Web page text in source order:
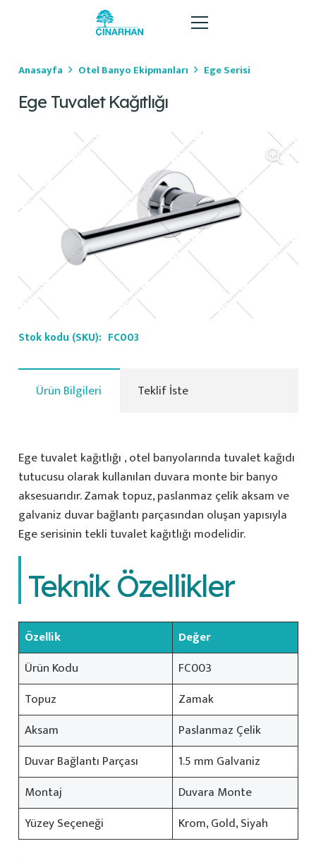
Anasayfa Otel Banyo Ekipmanları Ege Serisi
Ege Tuvalet Kağıtlığı
Stok kodu (SKU): FC003
Ürün Bilgileri Teklif İste
Ege tuvalet kağıtlığı , otel banyolarında tuvalet kağıdı
tutucusu olarak kullanılan duvara monte bir banyo
aksesuarıdır. Zamak topuz, paslanmaz çelik aksam ve
galvaniz duvar bağlantı parçasından oluşan yapısıyla
Ege serisinin tekli tuvalet kağıtlığı modelidir.
Teknik Özellikler
Özellik
Değer
Ürün Kodu
FC003
Topuz
Zamak
Aksam
Paslanmaz Çelik
Duvar Bağlantı Parçası
1.5 mm Galvaniz
Montaj
Duvara Monte
Yüzey Seçeneği
Krom, Gold, Siyah